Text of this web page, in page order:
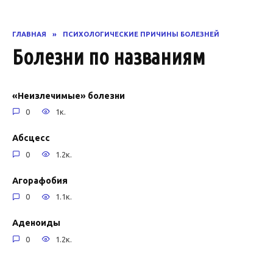
ГЛАВНАЯ » ПСИХОЛОГИЧЕСКИЕ ПРИЧИНЫ БОЛЕЗНЕЙ
Болезни по названиям
«Неизлечимые» болезни
0 1к.
Абсцесс
0 1.2к.
Агорафобия
0 1.1к.
Аденоиды
0 1.2к.